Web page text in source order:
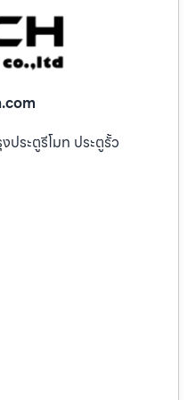
.com
ระตูรีโมท ประตูรั้ว